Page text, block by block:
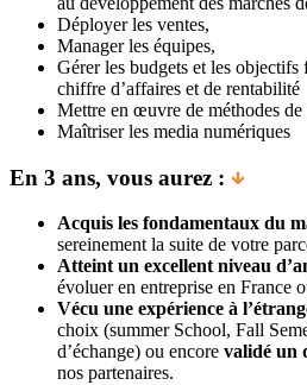
Déployer les ventes,
Manager les équipes,
Gérer les budgets et les
chiffre d’affaires et de rentabilité
Mettre en œuvre de méthodes
Maîtriser les media numériques
En 3 ans, vous aurez :
Acquis les fondamentaux du
sereinement la suite de votre
Atteint un excellent niveau
évoluer en entreprise en France
Vécu une expérience à
choix (summer School, Fall
d’échange) ou encore validé un
nos partenaires.